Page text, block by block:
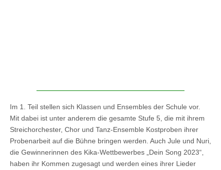
Im 1. Teil stellen sich Klassen und Ensembles der Schule vor.
Mit dabei ist unter anderem die gesamte Stufe 5, die mit ihrem
Streichorchester, Chor und Tanz-Ensemble Kostproben ihrer
Probenarbeit auf die Bühne bringen werden. Auch Jule und Nuri,
die Gewinnerinnen des Kika-Wettbewerbes „Dein Song 2023“,
haben ihr Kommen zugesagt und werden eines ihrer Lieder